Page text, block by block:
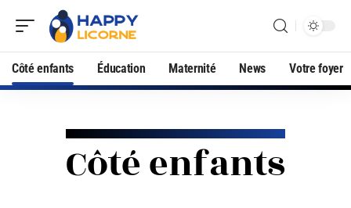
Côté enfants Éducation Maternité News Votre foyer
Côté enfants